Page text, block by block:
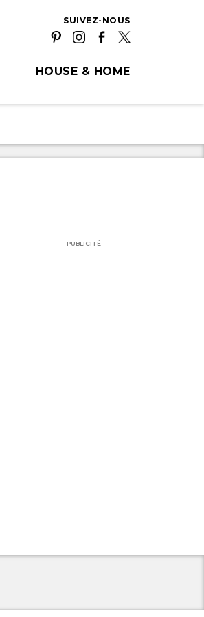
SUIVEZ-NOUS
HOUSE & HOME
PUBLICITÉ